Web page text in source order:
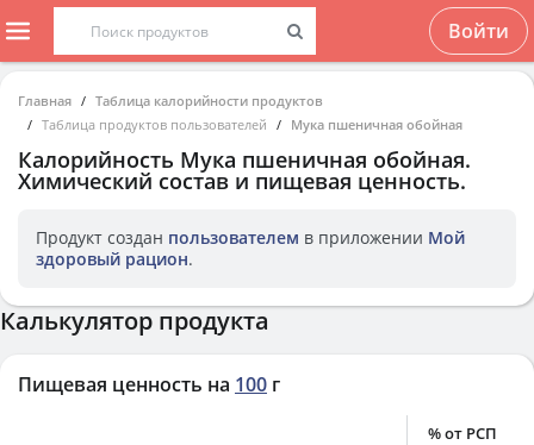
Войти
Главная
Таблица калорийности продуктов
Таблица продуктов пользователей
Мука пшеничная обойная
Калорийность Мука пшеничная обойная.
Химический состав и пищевая ценность.
Продукт создан пользователем в приложении Мой
здоровый рацион.
Калькулятор продукта
Пищевая ценность на 100 г
% от РСП